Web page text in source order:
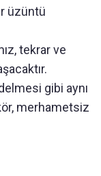
üzüntü
tekrar ve
gibi aynı
merhametsiz